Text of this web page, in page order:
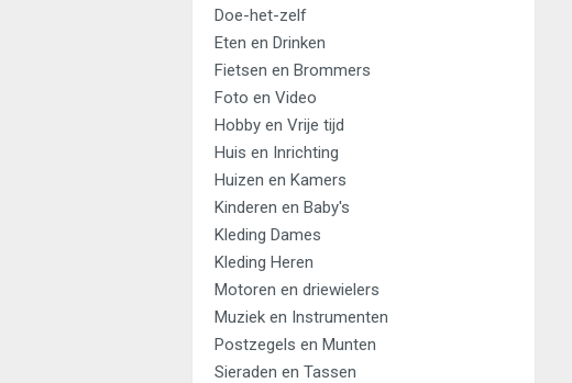
Doe-het-zelf
Eten en Drinken
Fietsen en Brommers
Foto en Video
Hobby en Vrije tijd
Huis en Inrichting
Huizen en Kamers
Kinderen en Baby's
Kleding Dames
Kleding Heren
Motoren en driewielers
Muziek en Instrumenten
Postzegels en Munten
Sieraden en Tassen